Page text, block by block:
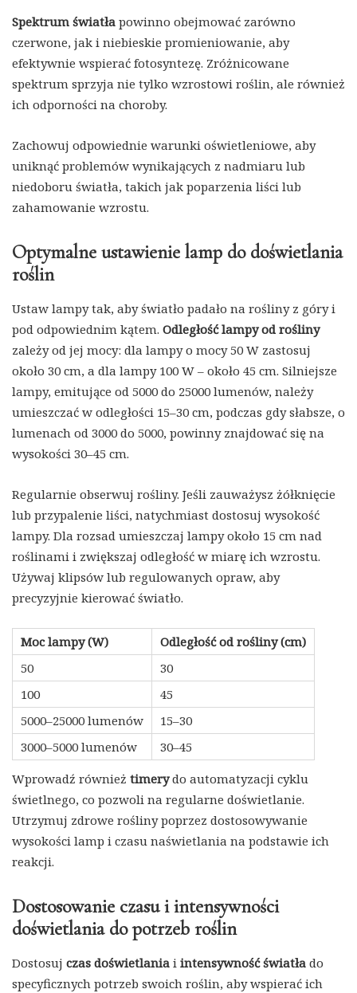
Spektrum światła powinno obejmować zarówno
czerwone, jak i niebieskie promieniowanie, aby
efektywnie wspierać fotosyntezę. Zróżnicowane
spektrum sprzyja nie tylko wzrostowi roślin, ale również
ich odporności na choroby.
Zachowuj odpowiednie warunki oświetleniowe, aby
uniknąć problemów wynikających z nadmiaru lub
niedoboru światła, takich jak poparzenia liści lub
zahamowanie wzrostu.
Optymalne ustawienie lamp do doświetlania
roślin
Ustaw lampy tak, aby światło padało na rośliny z góry i
pod odpowiednim kątem. Odległość lampy od rośliny
zależy od jej mocy: dla lampy o mocy 50 W zastosuj
około 30 cm, a dla lampy 100 W – około 45 cm. Silniejsze
lampy, emitujące od 5000 do 25000 lumenów, należy
umieszczać w odległości 15–30 cm, podczas gdy słabsze, o
lumenach od 3000 do 5000, powinny znajdować się na
wysokości 30–45 cm.
Regularnie obserwuj rośliny. Jeśli zauważysz żółknięcie
lub przypalenie liści, natychmiast dostosuj wysokość
lampy. Dla rozsad umieszczaj lampy około 15 cm nad
roślinami i zwiększaj odległość w miarę ich wzrostu.
Używaj klipsów lub regulowanych opraw, aby
precyzyjnie kierować światło.
Moc lampy (W)
Odległość od rośliny (cm)
50
30
100
45
5000–25000 lumenów
15–30
3000–5000 lumenów
30–45
Wprowadź również timerydo automatyzacji cyklu
świetlnego, co pozwoli na regularne doświetlanie.
Utrzymuj zdrowe rośliny poprzez dostosowywanie
wysokości lamp i czasu naświetlania na podstawie ich
reakcji.
Dostosowanie czasu i intensywności
doświetlania do potrzeb roślin
Dostosuj czas doświetlania i intensywność światła do
specyficznych potrzeb swoich roślin, aby wspierać ich